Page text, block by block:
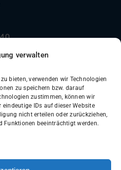
verwalten
bieten, verwenden wir Technologien
zu speichern bzw. darauf
zustimmen, können wir
eindeutige IDs auf dieser Website
nicht erteilen oder zurückziehen,
Funktionen beeinträchtigt werden.